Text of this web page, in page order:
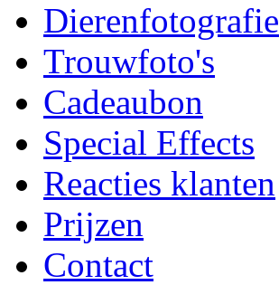
Dierenfotografie
Trouwfoto's
Cadeaubon
Special Effects
Reacties klanten
Prijzen
Contact